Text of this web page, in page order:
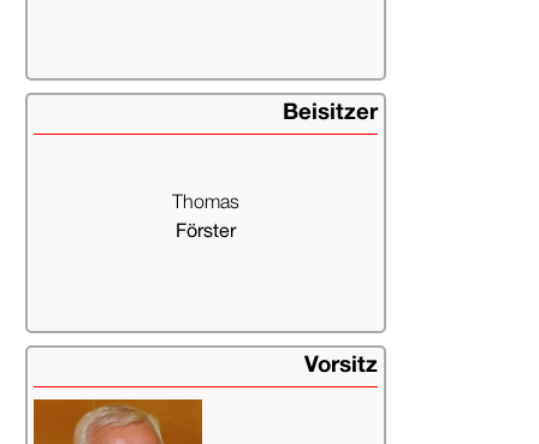
Beisitzer
Thomas
Förster
Vorsitz